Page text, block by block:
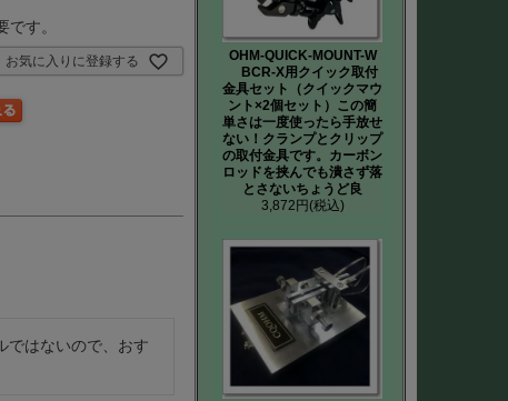
す。
お気に入りに登録する
ではないので、おす
OHM-QUICK-MOUNT-W
BCR-X用クイック取付
金具セット（クイックマウ
ント×2個セット）この簡
単さは一度使ったら手放せ
ない！クランプとクリップ
の取付金具です。カーボン
ロッドを挟んでも潰さず落
とさないちょうど良
3,872円(税込)